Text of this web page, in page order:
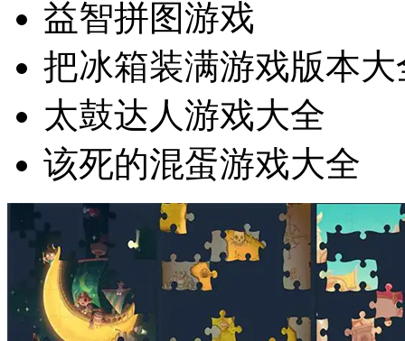
益智拼图游戏
把冰箱装满游戏版本大
太鼓达人游戏大全
该死的混蛋游戏大全